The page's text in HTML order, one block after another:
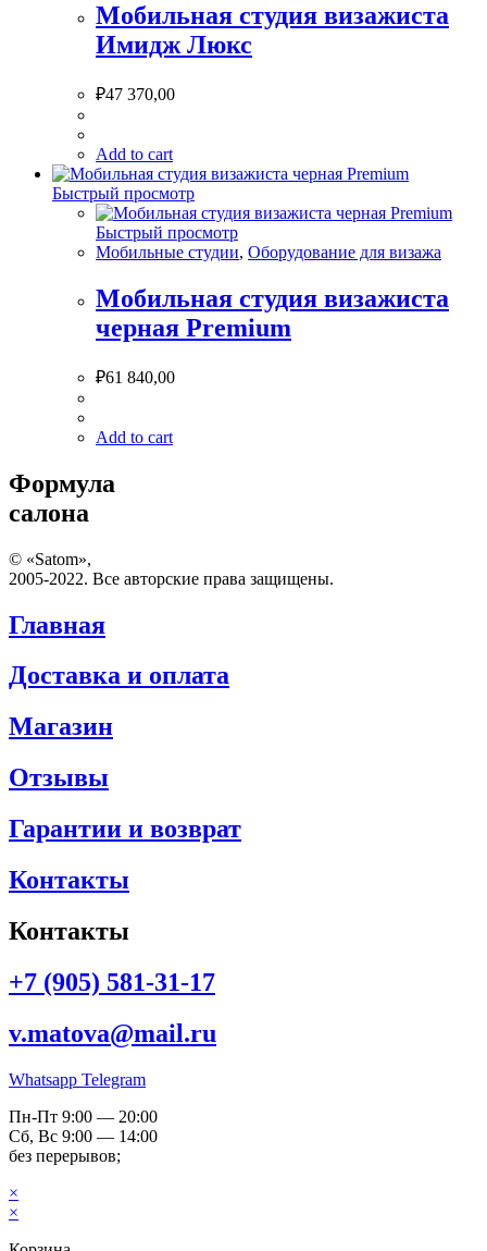
Мобильная студия визажиста
Имидж Люкс
₽47 370,00
Add to cart
Быстрый просмотр
Быстрый просмотр
Мобильные студии, Оборудование для визажа
Мобильная студия визажиста
черная Premium
₽61 840,00
Add to cart
Формула
салона
© «Satom»,
2005-2022. Все авторские права защищены.
Главная
Доставка и оплата
Магазин
Отзывы
Гарантии и возврат
Контакты
Контакты
+7 (905) 581-31-17
v.matova@mail.ru
Whatsapp Telegram
Пн-Пт 9:00 — 20:00
Сб, Вс 9:00 — 14:00
без перерывов;
×
×